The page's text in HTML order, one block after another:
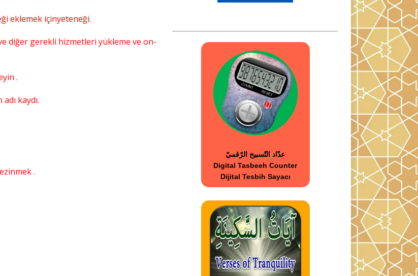
eklemek içinyeteneği.
diğer gerekli hizmetleri yükleme ve on-
.
kaydı.
.
عدّاد التّسبيح الرّقميّ
Digital Tasbeeh Counter
Dijital Tesbih Sayacı